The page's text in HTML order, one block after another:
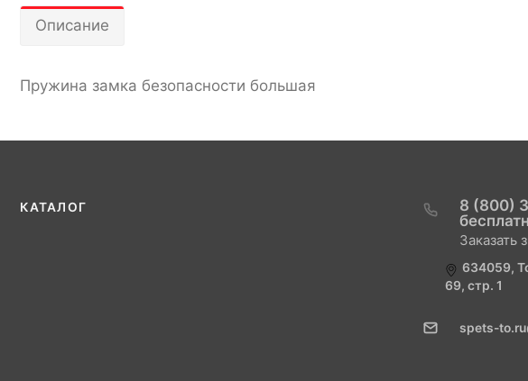
Описание
Пружина замка безопасности большая
КАТАЛОГ
8 (800)
Заказать
634059,
69, стр. 1
spets-